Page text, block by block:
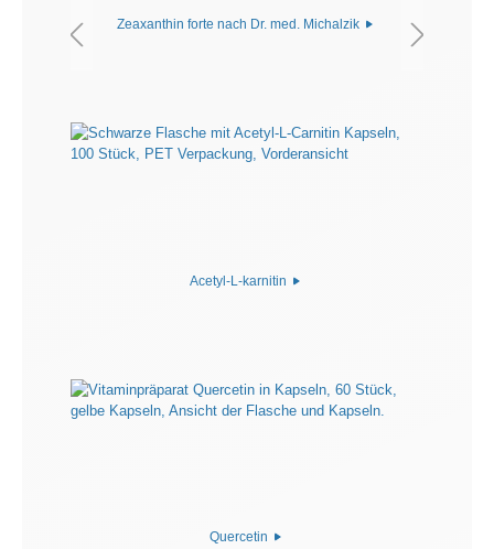
Zeaxanthin forte nach Dr. med. Michalzik
Acetyl-L-karnitin
Quercetin